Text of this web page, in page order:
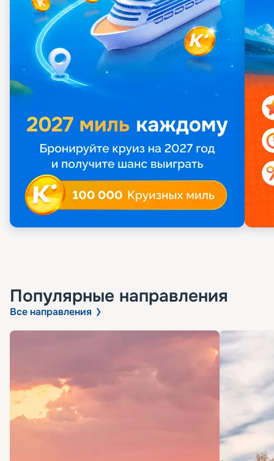
Популярные направления
Все направления